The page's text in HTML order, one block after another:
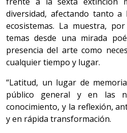
diversidad, afectando tanto a
ecosistemas. La muestra,
temas desde una mirada
presencia del arte como
cualquier tiempo y lugar.
“Latitud, un lugar de
público general y en las
conocimiento, y la reflexión,
y en rápida transformación.